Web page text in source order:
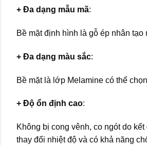
+ Đa dạng mẫu mã:
Bề mặt định hình là gỗ ép nhân
+ Đa dạng màu sắc:
Bề mặt là lớp Melamine có thể
+ Độ ổn định cao:
Không bị cong vênh, co ngót do
thay đổi nhiệt độ và có khả năng